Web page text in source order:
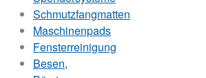
Schmutzfangmatten
Maschinenpads
Fensterreinigung
Besen,